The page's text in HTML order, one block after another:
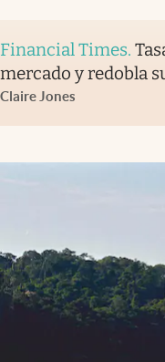
Financial Times.
mercado y redobla
Claire Jones